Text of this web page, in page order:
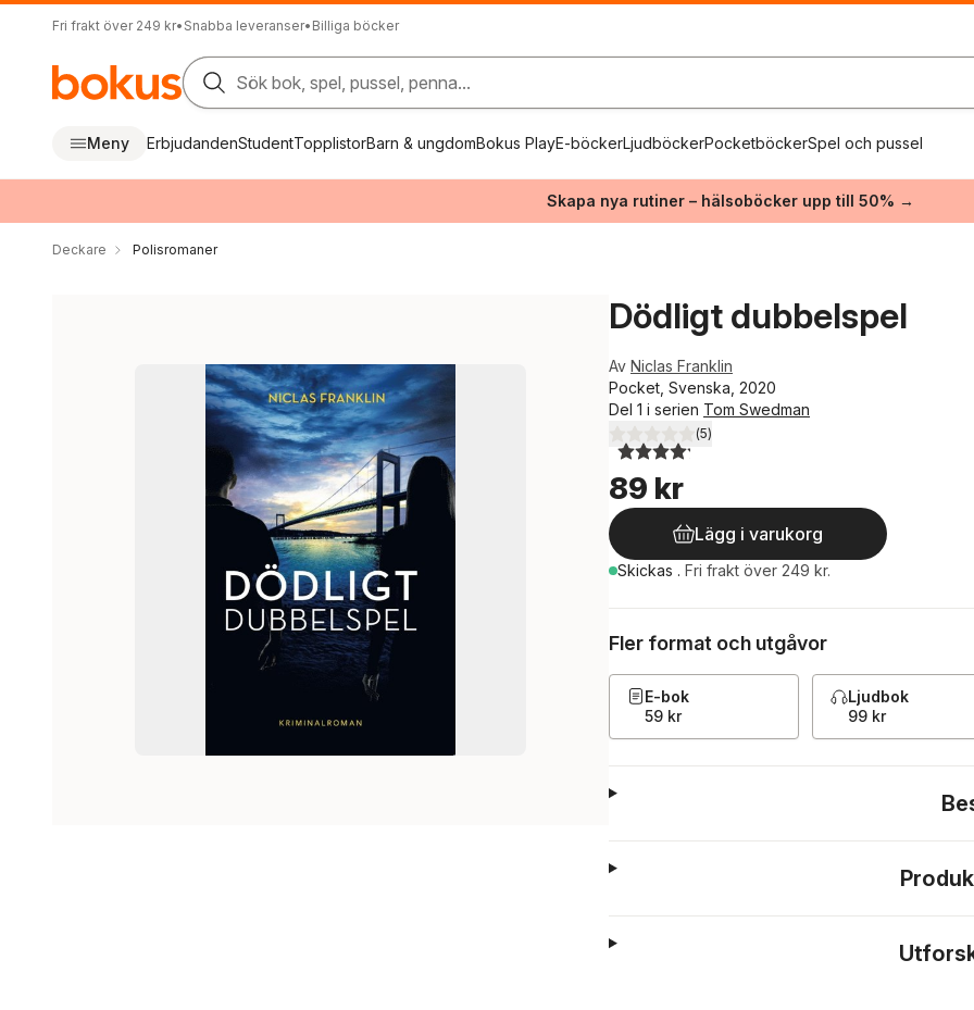
Fri frakt över 249 kr• Snabba leveranser• Billiga böcker
Sök bok, spel, pussel, penna...
Meny ErbjudandenStudentTopplistorBarn & ungdomBokus PlayE-böckerLjudböckerPocketböckerSpel och pussel
Skapa nya rutiner – hälsoböcker upp till 50% →
Deckare Polisromaner
Dödligt dubbelspel
Av Niclas Franklin
Pocket, Svenska, 2020
Del 1 i serien Tom Swedman
4,2utav 5 stjärnor. Totalt antal röster:
(5)
89 kr
Lägg i varukorg
Skickas . Fri frakt över 249 kr.
Fler format och utgåvor
E-bok
59 kr
Ljudbok
99 kr